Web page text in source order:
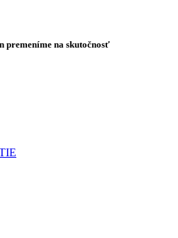
premeníme na skutočnosť